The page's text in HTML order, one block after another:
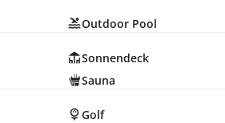
Outdoor Pool
Sonnendeck
Sauna
Golf